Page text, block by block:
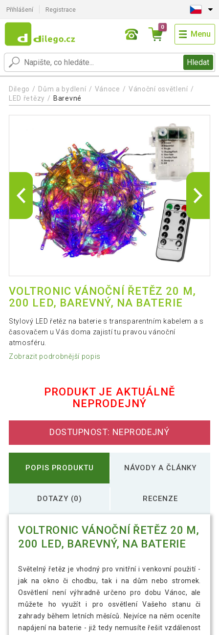
Přihlášení Registrace
Hledat
0
Menu
Dilego Dům a bydlení Vánoce
Vánoční osvětlení
LED řetězy
Barevné
VOLTRONIC VÁNOČNÍ ŘETĚZ 20 M,
200 LED, BAREVNÝ, NA BATERIE
Stylový LED řetěz na baterie s transparentním kabelem a s
časovačem u Vás doma zajistí tu pravou vánoční
atmosféru.
Zobrazit podrobnější popis
PRODUKT JE AKTUÁLNĚ
NEPRODEJNÝ
DOSTUPNOST: NEPRODEJNÝ
POPIS PRODUKTU NÁVODY A ČLÁNKY
DOTAZY (0) RECENZE
VOLTRONIC VÁNOČNÍ ŘETĚZ 20 M,
200 LED, BAREVNÝ, NA BATERIE
Světelný řetěz je vhodný pro vnitřní i venkovní použití -
jak na okno či chodbu, tak i na dům nebo stromek.
Osvětlení není výhradně určeno pro dobu Vánoc, ale
můžete ho využít i pro osvětlení Vašeho stanu či
zahrady během letních měsíců. Nejvíce na něm oceníte
napájení na baterie - již tedy nemusíte řešit vzdálenost